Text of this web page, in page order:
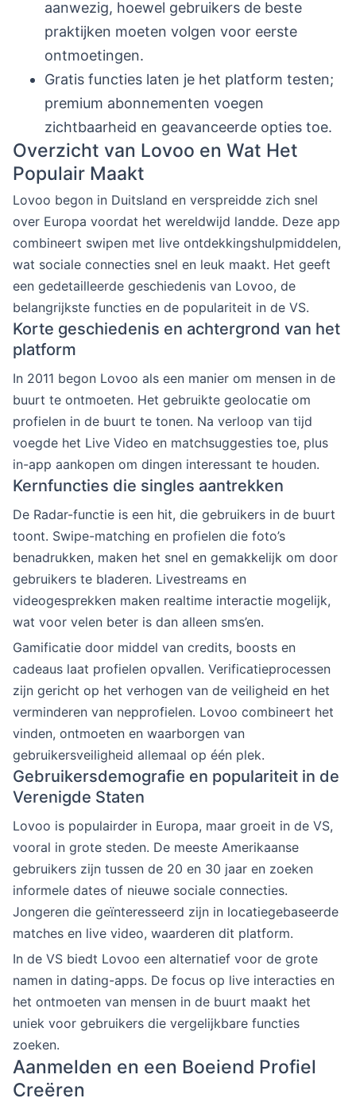
aanwezig, hoewel gebruikers de beste
praktijken moeten volgen voor eerste
ontmoetingen.
Gratis functies laten je het platform testen;
premium abonnementen voegen
zichtbaarheid en geavanceerde opties toe.
Overzicht van Lovoo en Wat Het
Populair Maakt
Lovoo begon in Duitsland en verspreidde zich snel
over Europa voordat het wereldwijd landde. Deze app
combineert swipen met live ontdekkingshulpmiddelen,
wat sociale connecties snel en leuk maakt. Het geeft
een gedetailleerde geschiedenis van Lovoo, de
belangrijkste functies en de populariteit in de VS.
Korte geschiedenis en achtergrond van het
platform
In 2011 begon Lovoo als een manier om mensen in de
buurt te ontmoeten. Het gebruikte geolocatie om
profielen in de buurt te tonen. Na verloop van tijd
voegde het Live Video en matchsuggesties toe, plus
in-app aankopen om dingen interessant te houden.
Kernfuncties die singles aantrekken
De Radar-functie is een hit, die gebruikers in de buurt
toont. Swipe-matching en profielen die foto’s
benadrukken, maken het snel en gemakkelijk om door
gebruikers te bladeren. Livestreams en
videogesprekken maken realtime interactie mogelijk,
wat voor velen beter is dan alleen sms’en.
Gamificatie door middel van credits, boosts en
cadeaus laat profielen opvallen. Verificatieprocessen
zijn gericht op het verhogen van de veiligheid en het
verminderen van nepprofielen. Lovoo combineert het
vinden, ontmoeten en waarborgen van
gebruikersveiligheid allemaal op één plek.
Gebruikersdemografie en populariteit in de
Verenigde Staten
Lovoo is populairder in Europa, maar groeit in de VS,
vooral in grote steden. De meeste Amerikaanse
gebruikers zijn tussen de 20 en 30 jaar en zoeken
informele dates of nieuwe sociale connecties.
Jongeren die geïnteresseerd zijn in locatiegebaseerde
matches en live video, waarderen dit platform.
In de VS biedt Lovoo een alternatief voor de grote
namen in dating-apps. De focus op live interacties en
het ontmoeten van mensen in de buurt maakt het
uniek voor gebruikers die vergelijkbare functies
zoeken.
Aanmelden en een Boeiend Profiel
Creëren